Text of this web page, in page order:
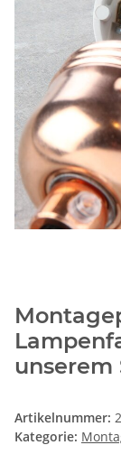
unserem
Artikelnummer:
Kategorie: